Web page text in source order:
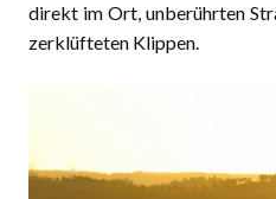
direkt im Ort, unberührten
zerklüfteten Klippen.